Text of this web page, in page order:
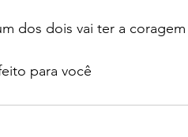
dos dois vai ter a
para você